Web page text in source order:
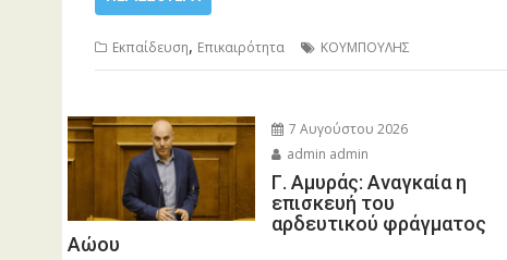
Εκπαίδευση, Επικαιρότητα ΚΟΥΜΠΟΥΛΗΣ
7 Αυγούστου 2026
admin admin
Γ. Αμυράς: Αναγκαία η
επισκευή του
αρδευτικού φράγματος
Αώου